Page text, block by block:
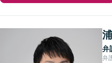
弁
弁